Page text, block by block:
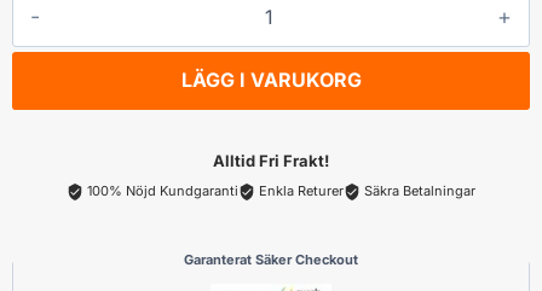
skärmad,vit
PVC,305m
mängd
LÄGG I VARUKORG
Alltid Fri Frakt!
100% Nöjd Kundgaranti Enkla Returer Säkra Betalningar
Garanterat Säker Checkout